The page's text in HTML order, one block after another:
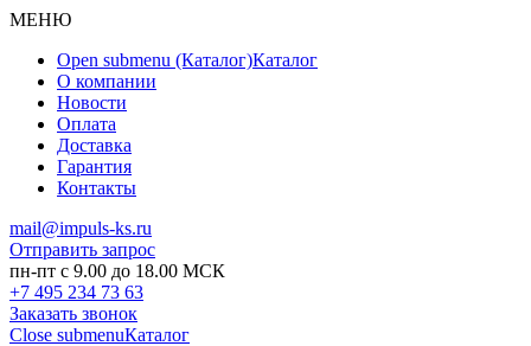
МЕНЮ
Open submenu (Каталог)Каталог
О компании
Новости
Оплата
Доставка
Гарантия
Контакты
mail@impuls-ks.ru
Отправить запрос
пн-пт с 9.00 до 18.00 МСК
+7 495 234 73 63
Заказать звонок
Close submenuКаталог